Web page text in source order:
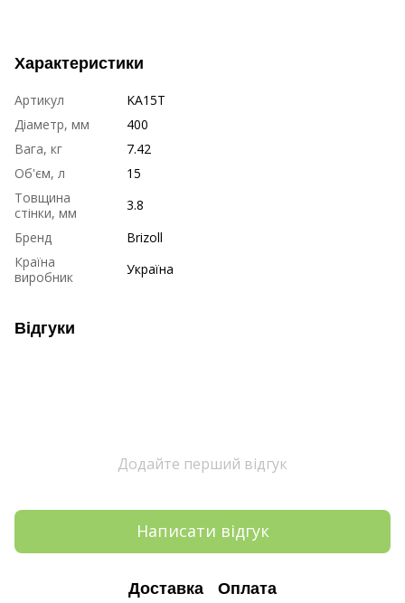
Характеристики
Артикул
KA15T
Діаметр, мм
400
Вага, кг
7.42
Об'єм, л
15
Товщина
стінки, мм
3.8
Бренд
Brizoll
Країна
виробник
Україна
Відгуки
Додайте перший відгук
Написати відгук
Доставка Оплата